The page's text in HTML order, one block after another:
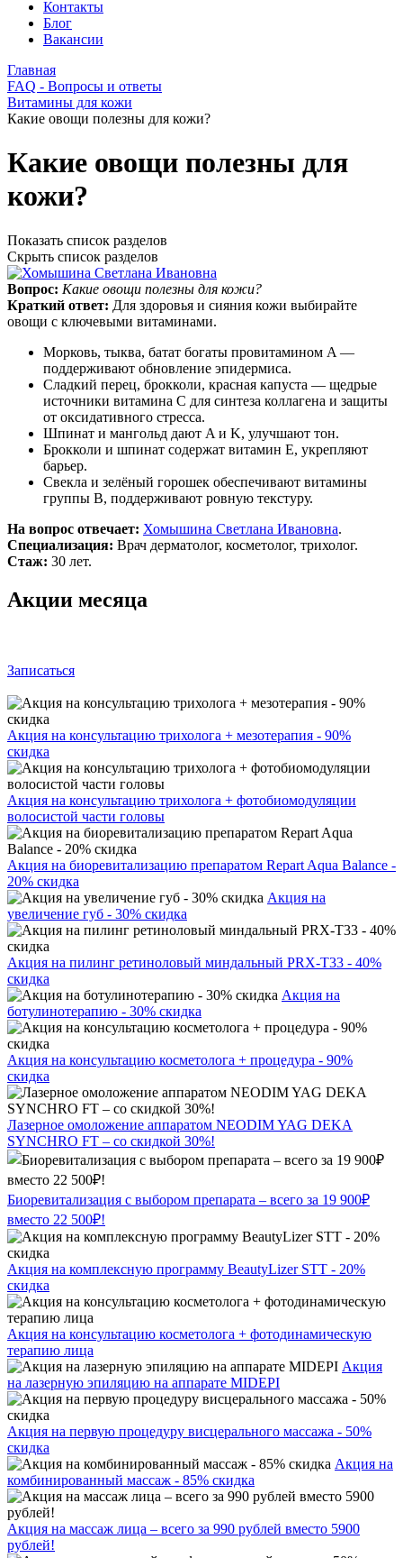
Контакты
Блог
Вакансии
Главная
FAQ - Вопросы и ответы
Витамины для кожи
Какие овощи полезны для кожи?
Какие овощи полезны для
кожи?
Показать список разделов
Скрыть список разделов
Вопрос: Какие овощи полезны для кожи?
Краткий ответ: Для здоровья и сияния кожи выбирайте
овощи с ключевыми витаминами.
Морковь, тыква, батат богаты провитамином A —
поддерживают обновление эпидермиса.
Сладкий перец, брокколи, красная капуста — щедрые
источники витамина C для синтеза коллагена и защиты
от оксидативного стресса.
Шпинат и мангольд дают A и K, улучшают тон.
Брокколи и шпинат содержат витамин E, укрепляют
барьер.
Свекла и зелёный горошек обеспечивают витамины
группы B, поддерживают ровную текстуру.
На вопрос отвечает: Хомышина Светлана Ивановна.
Специализация: Врач дерматолог, косметолог, трихолог.
Стаж: 30 лет.
Акции месяца
Записаться
Акция на консультацию трихолога + мезотерапия - 90%
скидка
Акция на консультацию трихолога + фотобиомодуляции
волосистой части головы
Акция на биоревитализацию препаратом Repart Aqua Balance -
20% скидка
Акция на
увеличение губ - 30% скидка
Акция на пилинг ретиноловый миндальный PRX-T33 - 40%
скидка
Акция на
ботулинотерапию - 30% скидка
Акция на консультацию косметолога + процедура - 90%
скидка
Лазерное омоложение аппаратом NEODIM YAG DEKA
SYNCHRO FT – со скидкой 30%!
Биоревитализация с выбором препарата – всего за 19 900₽
вместо 22 500₽!
Акция на комплексную программу BeautyLizer STT - 20%
скидка
Акция на консультацию косметолога + фотодинамическую
терапию лица
Акция
на лазерную эпиляцию на аппарате MIDEPI
Акция на первую процедуру висцерального массажа - 50%
скидка
Акция на
комбинированный массаж - 85% скидка
Акция на массаж лица – всего за 990 рублей вместо 5900
рублей!